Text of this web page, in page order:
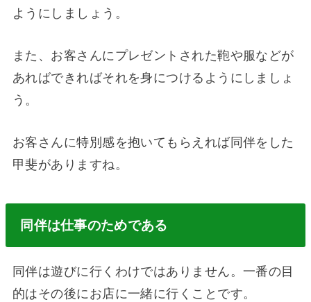
ようにしましょう。
また、お客さんにプレゼントされた鞄や服などが
あればできればそれを身につけるようにしましょ
う。
お客さんに特別感を抱いてもらえれば同伴をした
甲斐がありますね。
同伴は仕事のためである
同伴は遊びに行くわけではありません。一番の目
的はその後にお店に一緒に行くことです。